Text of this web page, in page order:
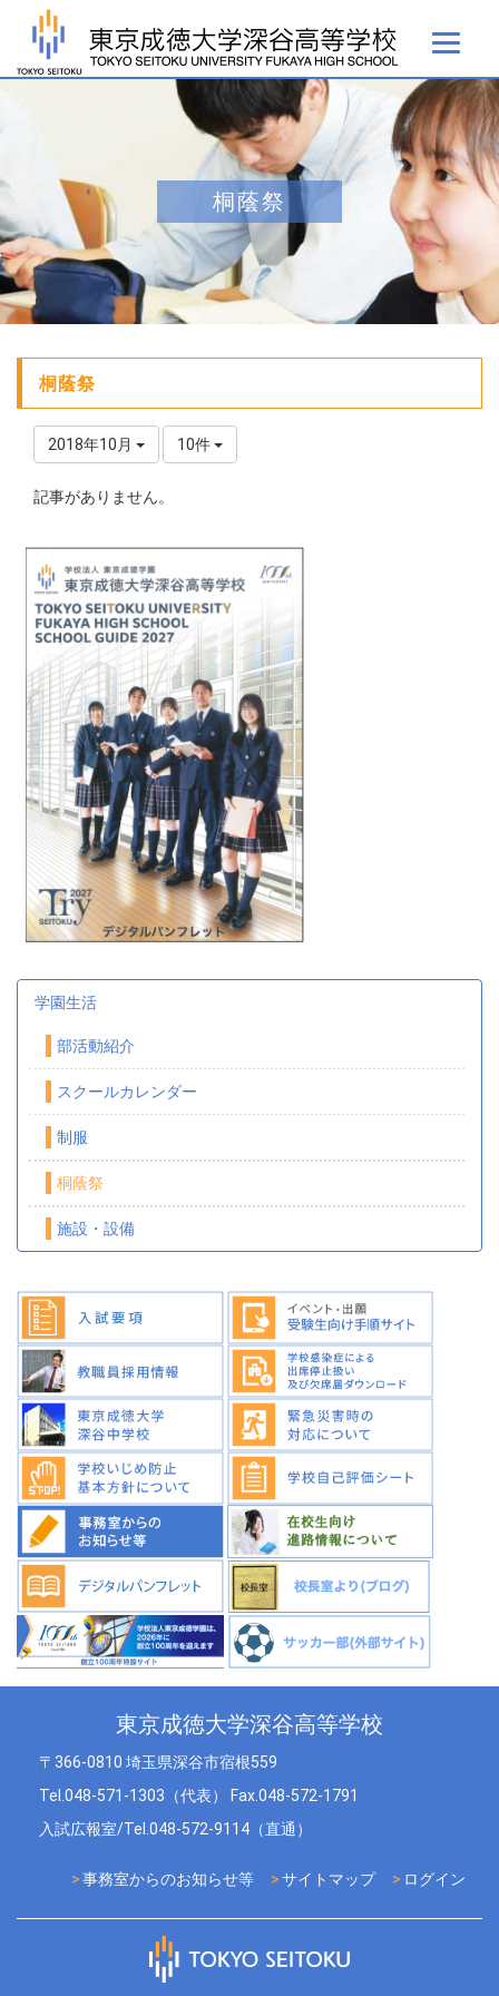
桐蔭祭
桐蔭祭
2018年10月 10件
記事がありません。
学園生活
部活動紹介
スクールカレンダー
制服
桐蔭祭
施設・設備
東京成徳大学深谷高等学校
〒366-0810 埼玉県深谷市宿根559
Tel.048-571-1303（代表） Fax.048-572-1791
入試広報室/Tel.048-572-9114（直通）
ログイン
サイトマップ
事務室からのお知らせ等